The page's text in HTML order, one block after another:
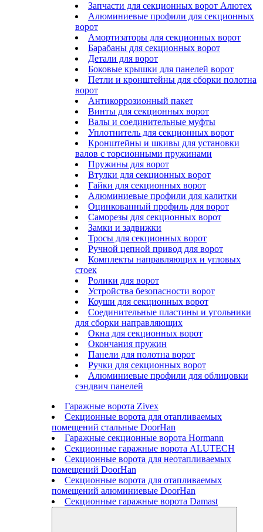
Запчасти для секционных ворот Алютех
Алюминиевые профили для секционных
ворот
Амортизаторы для секционных ворот
Барабаны для секционных ворот
Детали для ворот
Боковые крышки для панелей ворот
Петли и кронштейны для сборки полотна
ворот
Антикоррозионный пакет
Винты для секционных ворот
Валы и соединительные муфты
Уплотнитель для секционных ворот
Кронштейны и шкивы для установки
валов с торсионными пружинами
Пружины для ворот
Втулки для секционных ворот
Гайки для секционных ворот
Алюминиевые профили для калитки
Оцинкованный профиль для ворот
Саморезы для секционных ворот
Замки и задвижки
Тросы для секционных ворот
Ручной цепной привод для ворот
Комплекты направляющих и угловых
стоек
Ролики для ворот
Устройства безопасности ворот
Коуши для секционных ворот
Соединительные пластины и угольники
для сборки направляющих
Окна для секционных ворот
Окончания пружин
Панели для полотна ворот
Ручки для секционных ворот
Алюминиевые профили для облицовки
сэндвич панелей
Гаражные ворота Zivex
Секционные ворота для отапливаемых
помещений стальные DoorHan
Гаражные секционные ворота Hormann
Секционные гаражные ворота ALUTECH
Секционные ворота для неотапливаемых
помещений DoorHan
Секционные ворота для отапливаемых
помещений алюминиевые DoorHan
Секционные гаражные ворота Damast